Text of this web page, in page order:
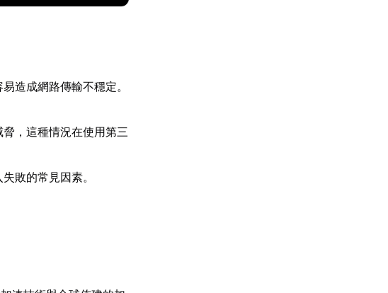
造成網路傳輸不穩定。
，這種情況在使用第三
敗的常見因素。